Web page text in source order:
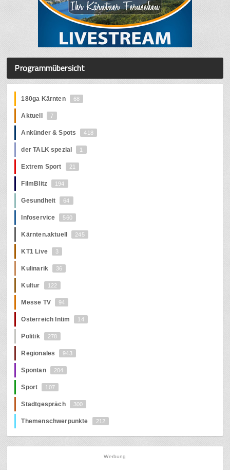
Programmübersicht
180ga Kärnten 68
Aktuell 7
Ankünder & Spots 418
der TALK spezial 1
Extrem Sport 21
FilmBlitz 194
Gesundheit 64
Infoservice 560
Kärnten.aktuell 245
KT1 Live 3
Kulinarik 36
Kultur 122
Messe TV 94
Österreich Intim 14
Politik 278
Regionales 943
Spontan 204
Sport 107
Stadtgespräch 300
Themenschwerpunkte 212
Werbung